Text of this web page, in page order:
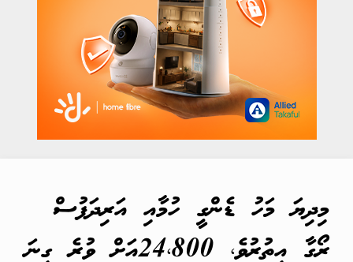
މިދިޔަ މަހު ޑެންގީ ހުމާއި އަރިދަފުސް
ރޯގާ އިތުރުވެ، 24،800އަށް ވުރެ ގިނަ